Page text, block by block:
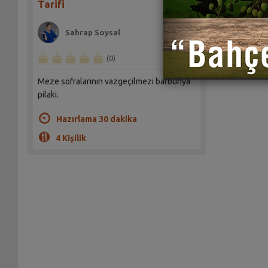
Tarifi
Sahrap Soysal
(0)
Meze sofralarının vazgeçilmezi barbunya
pilaki.
Hazırlama 30 dakika
4 Kişilik